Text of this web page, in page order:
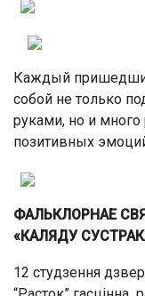
Каждый
собой не только
руками, но и
позитивных
ФАЛЬКЛОРНАЕ
«КАЛЯДУ
12 студзення